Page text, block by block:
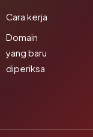
Cara kerja
Domain
yang baru
diperiksa